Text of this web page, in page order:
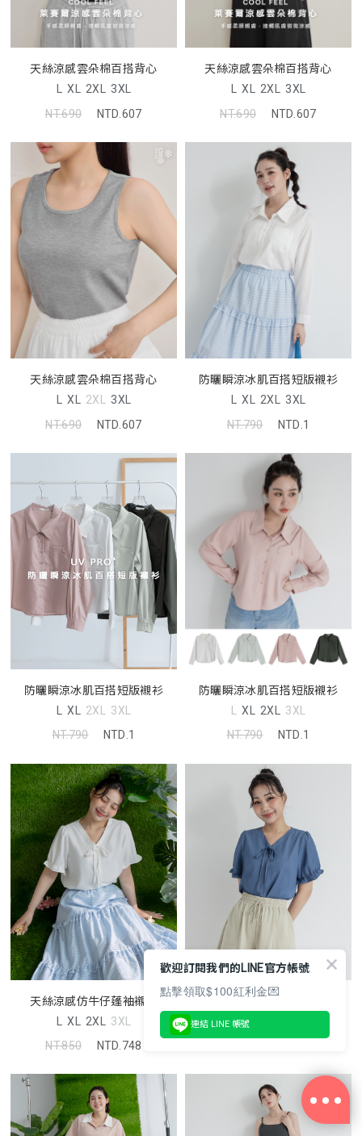
天絲涼感雲朵棉百搭背心
L XL 2XL 3XL
NT.690
NTD.607
天絲涼感雲朵棉百搭背心
L XL 2XL 3XL
NT.690
NTD.607
天絲涼感雲朵棉百搭背心
L XL 2XL 3XL
NT.690
NTD.607
防曬瞬涼冰肌百搭短版襯衫
L XL 2XL 3XL
NT.790
NTD.1
防曬瞬涼冰肌百搭短版襯衫
L XL 2XL 3XL
NT.790
NTD.1
防曬瞬涼冰肌百搭短版襯衫
L XL 2XL 3XL
NT.790
NTD.1
天絲涼感仿牛仔蓬袖襯衫
L XL 2XL 3XL
NT.850
NTD.748
天絲涼感仿牛仔蓬袖襯衫
L XL
歡迎訂閱我們的LINE官方帳號
點擊領取$100紅利金💌
連結 LINE 帳號